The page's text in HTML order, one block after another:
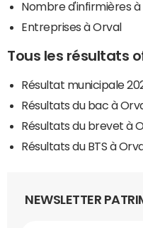
Nombre d'infirmières à
Entreprises à Orval
Tous les résultats
Résultat municipale
Résultats du bac à
Résultats du brevet à
Résultats du BTS à
NEWSLETTER